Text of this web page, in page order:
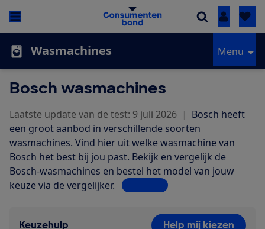
Inloggen
Wasmachines Menu
Bosch wasmachines
Laatste update van de test: 9 juli 2026 | Bosch heeft
een groot aanbod in verschillende soorten
wasmachines. Vind hier uit welke wasmachine van
Bosch het best bij jou past. Bekijk en vergelijk de
Bosch-wasmachines en bestel het model van jouw
keuze via de vergelijker. Lees meer
Keuzehulp Help mij kiezen